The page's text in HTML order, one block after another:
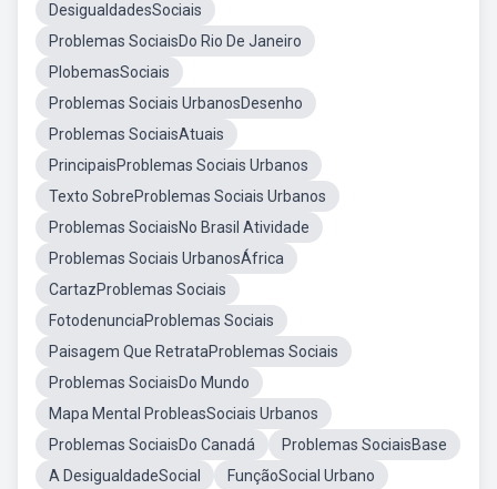
DesigualdadesSociais
Problemas SociaisDo Rio De Janeiro
PlobemasSociais
Problemas Sociais UrbanosDesenho
Problemas SociaisAtuais
PrincipaisProblemas Sociais Urbanos
Texto SobreProblemas Sociais Urbanos
Problemas SociaisNo Brasil Atividade
Problemas Sociais UrbanosÁfrica
CartazProblemas Sociais
FotodenunciaProblemas Sociais
Paisagem Que RetrataProblemas Sociais
Problemas SociaisDo Mundo
Mapa Mental ProbleasSociais Urbanos
Problemas SociaisDo Canadá
Problemas SociaisBase
A DesigualdadeSocial
FunçãoSocial Urbano